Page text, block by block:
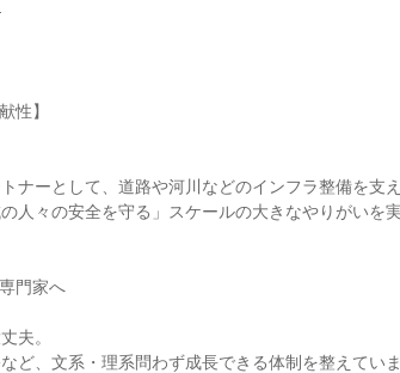
性】
ナーとして、道路や河川などのインフラ整備を支え
人々の安全を守る」スケールの大きなやりがいを
門家へ
夫。
ど、文系・理系問わず成長できる体制を整えていま